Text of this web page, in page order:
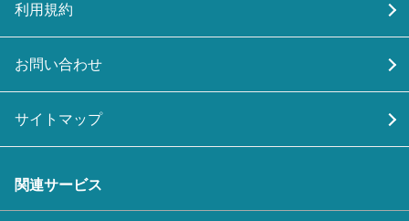
利用規約
お問い合わせ
サイトマップ
関連サービス